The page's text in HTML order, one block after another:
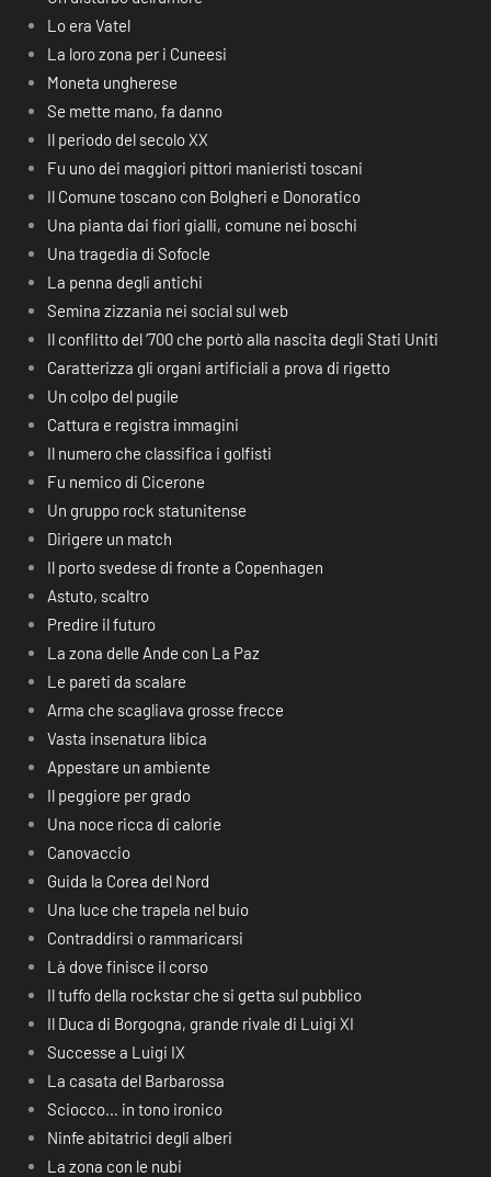
Lo era Vatel
La loro zona per i Cuneesi
Moneta ungherese
Se mette mano, fa danno
Il periodo del secolo XX
Fu uno dei maggiori pittori manieristi toscani
Il Comune toscano con Bolgheri e Donoratico
Una pianta dai fiori gialli, comune nei boschi
Una tragedia di Sofocle
La penna degli antichi
Semina zizzania nei social sul web
Il conflitto del ‘700 che portò alla nascita degli Stati Uniti
Caratterizza gli organi artificiali a prova di rigetto
Un colpo del pugile
Cattura e registra immagini
Il numero che classifica i golfisti
Fu nemico di Cicerone
Un gruppo rock statunitense
Dirigere un match
Il porto svedese di fronte a Copenhagen
Astuto, scaltro
Predire il futuro
La zona delle Ande con La Paz
Le pareti da scalare
Arma che scagliava grosse frecce
Vasta insenatura libica
Appestare un ambiente
Il peggiore per grado
Una noce ricca di calorie
Canovaccio
Guida la Corea del Nord
Una luce che trapela nel buio
Contraddirsi o rammaricarsi
Là dove finisce il corso
Il tuffo della rockstar che si getta sul pubblico
Il Duca di Borgogna, grande rivale di Luigi XI
Successe a Luigi IX
La casata del Barbarossa
Sciocco… in tono ironico
Ninfe abitatrici degli alberi
La zona con le nubi